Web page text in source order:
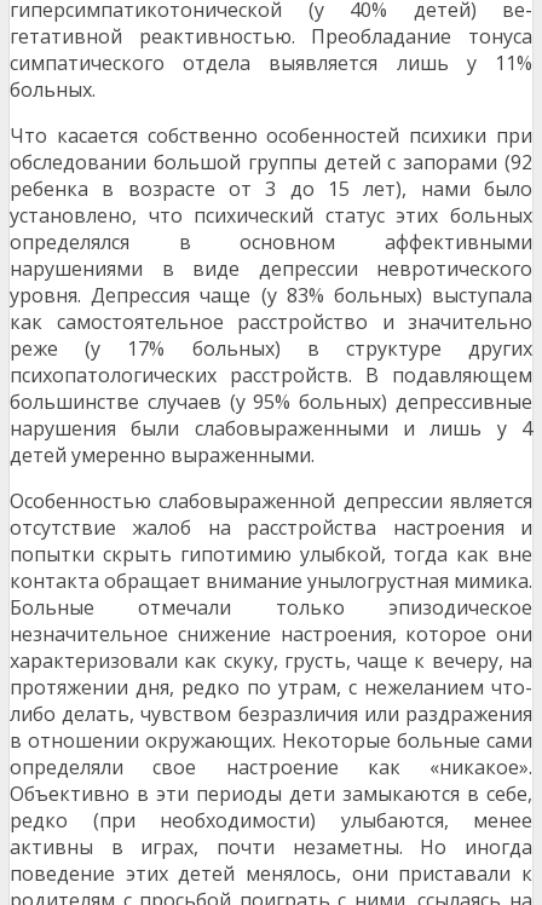
гиперсимпатикотонической (у 40% детей) ве­
гетативной реактивностью. Преобладание тонуса
симпатического отдела выявляется лишь у 11%
больных.
Что касается собственно особенностей психики при
обследовании большой группы детей с запо­рами (92
ребенка в возрасте от 3 до 15 лет), нами было
установлено, что психический статус этих больных
определялся в основном аффективными
нарушениями в виде депрессии невротического
уровня. Депрессия чаще (у 83% больных) высту­пала
как самостоятельное расстройство и значи­тельно
реже (у 17% больных) в структуре других
психопатологических расстройств. В подавляю­щем
большинстве случаев (у 95% больных) де­прессивные
нарушения были слабовыраженными и лишь у 4
детей умеренно выраженными.
Особенностью слабовыраженной депрессии яв­ляется
отсутствие жалоб на расстройства настро­ения и
попытки скрыть гипотимию улыбкой, тогда как вне
контакта обращает внимание уныло­грустная мимика.
Больные отмечали только эпи­зодическое
незначительное снижение настроения, которое они
характеризовали как скуку, грусть, чаще к вечеру, на
протяжении дня, редко по утрам, с нежеланием что-
либо делать, чувством безразличия или раздражения
в отношении окру­жающих. Некоторые больные сами
определяли свое настроение как «никакое».
Объективно в эти периоды дети замыкаются в себе,
редко (при необходимости) улыбаются, менее
активны в иг­рах, почти незаметны. Но иногда
поведение этих детей менялось, они приставали к